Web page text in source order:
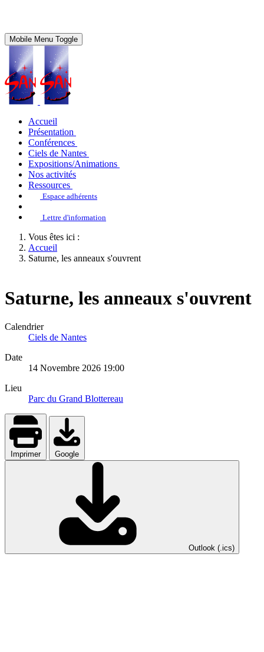
Mobile Menu Toggle
Accueil
Présentation
Conférences
Ciels de Nantes
Expositions/Animations
Nos activités
Ressources
Espace adhérents
Lettre d'information
Vous êtes ici :
Accueil
Saturne, les anneaux s'ouvrent
Saturne, les anneaux s'ouvrent
Calendrier
Ciels de Nantes
Date
14 Novembre 2026 19:00
Lieu
Parc du Grand Blottereau
Imprimer Google
Outlook (.ics)